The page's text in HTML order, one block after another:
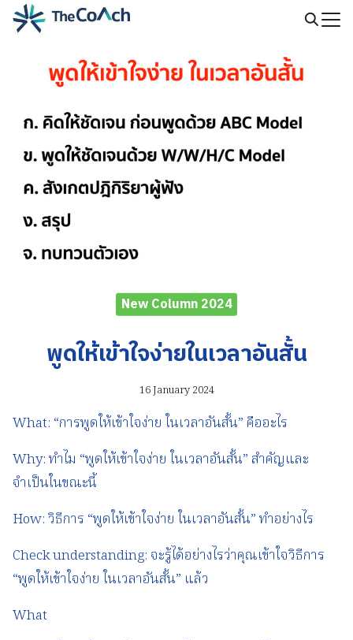
Skip
New Column 2024
พูดให้เข้าใจง่ายในเวลาอันสั้น
16 January 2024
What: “การพูดให้เข้าใจง่าย ในเวลาอันสั้น” คืออะไร
Why: ทำไม “พูดให้เข้าใจง่าย ในเวลาอันสั้น” สำคัญและ
จำเป็นในขณะนี้
How: วิธีการ “พูดให้เข้าใจง่าย ในเวลาอันสั้น” ทำอย่างไร
Check understanding: จะรู้ได้อย่างไรว่าคุณเข้าใจวิธีการ
“พูดให้เข้าใจง่าย ในเวลาอันสั้น” แล้ว
What